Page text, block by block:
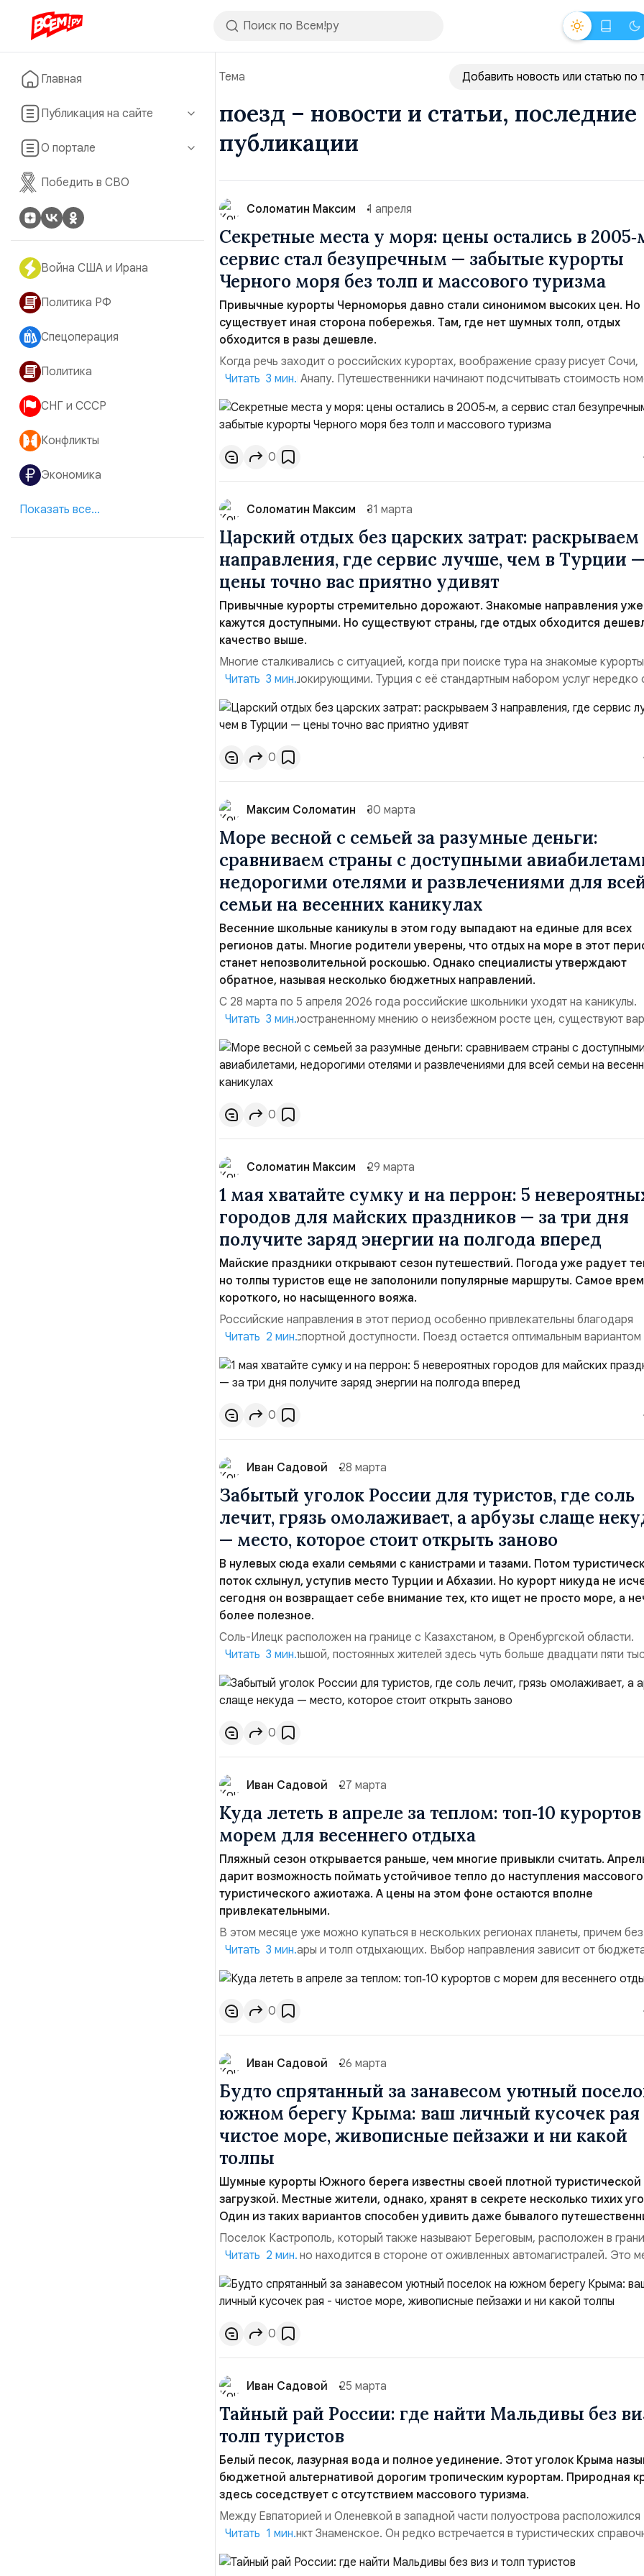
Главная
Публикация на сайте
О портале
Победить в СВО
Война США и Ирана
Политика РФ
Спецоперация
Политика
СНГ и СССР
Конфликты
Экономика
Показать все...
Тема Добавить новость или статью по
поезд – новости и статьи, последние
публикации
Соломатин Максим 1 апреля
Секретные места у моря: цены остались в
сервис стал безупречным — забытые курорты
Черного моря без толп и массового туризма
Привычные курорты Черноморья давно стали синонимом высоких цен. Но
существует иная сторона побережья. Там, где нет шумных толп, отдых
обходится в разы дешевле.
Когда речь заходит о российских курортах, воображение сразу рисует Сочи,
Геленджик или Анапу. Путешественники начинают подсчитывать стоимость
траты на питание и искать свободные места на пляжах. Однако существуют
где цены ниже, народа меньше, а вода остается такой же теплой. О них просто
упоминают в рекламных проспектах.Причины не...
Читать 3 мин.
0
Соломатин Максим 31 марта
Царский отдых без царских затрат: раскрываем
направления, где сервис лучше, чем в Турции —
цены точно вас приятно удивят
Привычные курорты стремительно дорожают. Знакомые направления
кажутся доступными. Но существуют страны, где отдых обходится
качество выше.
Многие сталкивались с ситуацией, когда при поиске тура на знакомые
оказываются шокирующими. Турция с её стандартным набором услуг нередко
почти 200 тысяч рублей на двоих. За такие деньги можно посетить европейские
столицы, а не привычный отель с однообразным питанием и утомляющей
Однако мир гораздо шире раскрученных направл...
Читать 3 мин.
0
Максим Соломатин 30 марта
Море весной с семьей за разумные деньги:
сравниваем страны с доступными
недорогими отелями и развлечениями для
семьи на весенних каникулах
Весенние школьные каникулы в этом году выпадают на единые для всех
регионов даты. Многие родители уверены, что отдых на море в этот
станет непозволительной роскошью. Однако специалисты утверждают
обратное, называя несколько бюджетных направлений.
С 28 марта по 5 апреля 2026 года российские школьники уходят на каникулы.
Вопреки распространенному мнению о неизбежном росте цен, существуют
для семейного отдыха у воды без серьезных финансовых затрат. Эксперты
пять стран, где комфортная погода сочетается с развитой туристической
инфраструктурой и доступными ценами.Египет. Это направл...
Читать 3 мин.
0
Соломатин Максим 29 марта
1 мая хватайте сумку и на перрон: 5
городов для майских праздников — за три дня
получите заряд энергии на полгода вперед
Майские праздники открывают сезон путешествий. Погода уже радует
но толпы туристов еще не заполонили популярные маршруты. Самое
короткого, но насыщенного вояжа.
Российские направления в этот период особенно привлекательны благодаря
удобству транспортной доступности. Поезд остается оптимальным вариантом
тех, кто ценит комфорт и не хочет тратить время на аэропорты. Ниже
пять городов, каждый из которых способен подарить незабываемые
выходные.Казань. Этот удивительный город демонстрирует гармонично...
Читать 2 мин.
0
Иван Садовой 28 марта
Забытый уголок России для туристов, где соль
лечит, грязь омолаживает, а арбузы слаще
— место, которое стоит открыть заново
В нулевых сюда ехали семьями с канистрами и тазами. Потом
поток схлынул, уступив место Турции и Абхазии. Но курорт никуда не
сегодня он возвращает себе внимание тех, кто ищет не просто море, а
более полезное.
Соль-Илецк расположен на границе с Казахстаном, в Оренбургской области.
Городок небольшой, постоянных жителей здесь чуть больше двадцати пяти
сезон население увеличивается в разы за счет отдыхающих. Место называют
русским Мертвым морем, и у этого названия есть веские основания.
соляные карьеры создали озера, по составу близкие к изр...
Читать 3 мин.
0
Иван Садовой 27 марта
Куда лететь в апреле за теплом: топ‑10
морем для весеннего отдыха
Пляжный сезон открывается раньше, чем многие привыкли считать.
дарит возможность поймать устойчивое тепло до наступления массового
туристического ажиотажа. А цены на этом фоне остаются вполне
привлекательными.
В этом месяце уже можно купаться в нескольких регионах планеты, причем без
изнуряющей жары и толп отдыхающих. Выбор направления зависит от
предпочтений по формату отпуска и того, что именно ждет путешественник от
поездки. Ниже приведены актуальные варианты с учетом климатических
особенностей и реальных трат.Египет. Классика с системой «все вклю...
Читать 3 мин.
0
Иван Садовой 26 марта
Будто спрятанный за занавесом уютный
южном берегу Крыма: ваш личный кусочек рая
чистое море, живописные пейзажи и ни какой
толпы
Шумные курорты Южного берега известны своей плотной туристической
загрузкой. Местные жители, однако, хранят в секрете несколько тихих
Один из таких вариантов способен удивить даже бывалого
Поселок Кастрополь, который также называют Береговым, расположен в
Большой Ялты, но находится в стороне от оживленных автомагистралей. Это
укрыто горами и лесами, оставаясь практически незамеченным для массового
туриста. При этом природа наделила его уникальными характеристиками,
делающими отдых здесь полноценным и размеренным. С северног...
Читать 2 мин.
0
Иван Садовой 25 марта
Тайный рай России: где найти Мальдивы без
толп туристов
Белый песок, лазурная вода и полное уединение. Этот уголок Крыма
бюджетной альтернативой дорогим тропическим курортам. Природная
здесь соседствует с отсутствием массового туризма.
Между Евпаторией и Оленевкой в западной части полуострова расположился
населенный пункт Знаменское. Он редко встречается в туристических
но именно близость к уникальной природной достопримечательности делает
привлекательным для путешественников. Речь идет о косе Беляус,
Читать 1 мин.